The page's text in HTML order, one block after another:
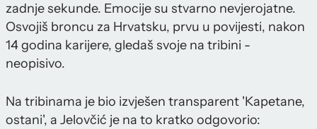
zadnje sekunde. Emocije su stvarno nevjerojatne.
Osvojiš broncu za Hrvatsku, prvu u povijesti, nakon
14 godina karijere, gledaš svoje na tribini -
neopisivo.
Na tribinama je bio izvješen transparent 'Kapetane,
ostani', a Jelovčić je na to kratko odgovorio: